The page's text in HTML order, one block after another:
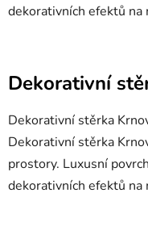
dekorativních efektů na
Dekorativní
Dekorativní stěrka
Dekorativní stěrka
prostory. Luxusní
dekorativních efektů na